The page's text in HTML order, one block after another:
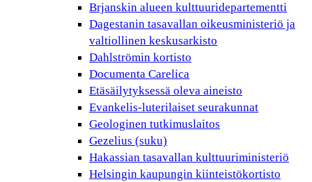
Brjanskin alueen kulttuuridepartementti
Dagestanin tasavallan oikeusministeriö ja
valtiollinen keskusarkisto
Dahlströmin kortisto
Documenta Carelica
Etäsäilytyksessä oleva aineisto
Evankelis-luterilaiset seurakunnat
Geologinen tutkimuslaitos
Gezelius (suku)
Hakassian tasavallan kulttuuriministeriö
Helsingin kaupungin kiinteistökortisto